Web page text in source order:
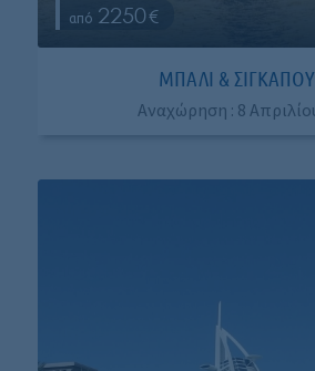
2250
ΜΠΑΛΊ &
Aναχώρηση : 8